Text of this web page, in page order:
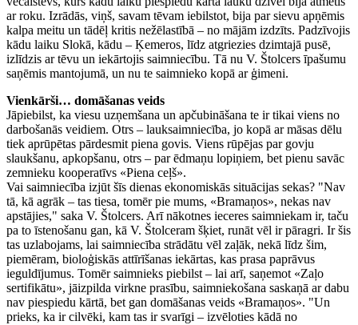
ar roku. Izrādās, viņš, savam tēvam iebilstot, bija par sievu apņēmis
kalpa meitu un tādēļ kritis nežēlastībā – no mājām izdzīts. Padzīvojis
kādu laiku Slokā, kādu – Ķemeros, līdz atgriezies dzimtajā pusē,
izlīdzis ar tēvu un iekārtojis saimniecību. Tā nu V. Štolcers īpašumu
saņēmis mantojumā, un nu te saimnieko kopā ar ģimeni.
Vienkārši… domāšanas veids
Jāpiebilst, ka viesu uzņemšana un apčubināšana te ir tikai viens no
darbošanās veidiem. Otrs – lauksaimniecība, jo kopā ar māsas dēlu
tiek aprūpētas pārdesmit piena govis. Viens rūpējas par govju
slaukšanu, apkopšanu, otrs – par ēdmaņu lopiņiem, bet pienu savāc
zemnieku kooperatīvs «Piena ceļš».
Vai saimniecība izjūt šīs dienas ekonomiskās situācijas sekas? "Nav
tā, kā agrāk – tas tiesa, tomēr pie mums, «Bramaņos», nekas nav
apstājies," saka V. Štolcers. Arī nākotnes ieceres saimniekam ir, taču
pa to īstenošanu gan, kā V. Štolceram šķiet, runāt vēl ir pāragri. Ir šis
tas uzlabojams, lai saimniecība strādātu vēl zaļāk, nekā līdz šim,
piemēram, bioloģiskās attīrīšanas iekārtas, kas prasa paprāvus
ieguldījumus. Tomēr saimnieks piebilst – lai arī, saņemot «Zaļo
sertifikātu», jāizpilda virkne prasību, saimniekošana saskaņā ar dabu
nav piespiedu kārtā, bet gan domāšanas veids «Bramaņos». "Un
prieks, ka ir cilvēki, kam tas ir svarīgi – izvēloties kādā no